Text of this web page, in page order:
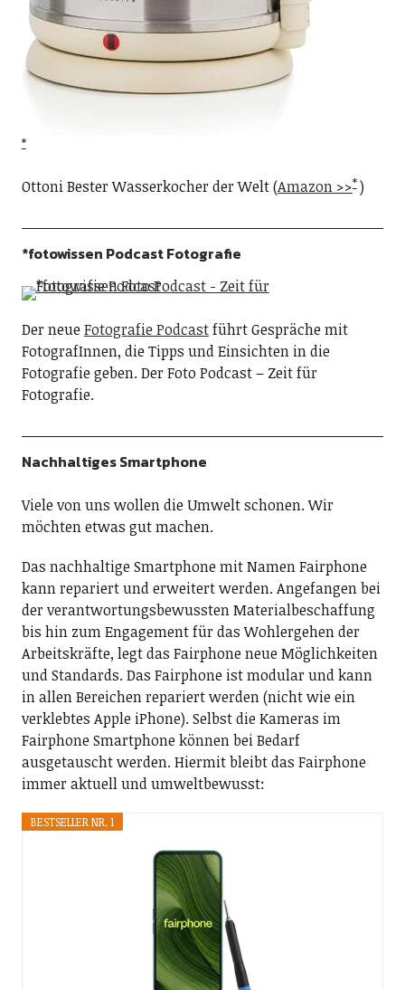
Ottoni Bester Wasserkocher der Welt (Amazon >> )
*fotowissen Podcast Fotografie
Der neueFotografie Podcastführt Gespräche mit
FotografInnen, die Tipps und Einsichten in die
Fotografie geben. Der Foto Podcast – Zeit für
Fotografie.
Nachhaltiges Smartphone
Viele von uns wollen die Umwelt schonen. Wir
möchten etwas gut machen.
Das nachhaltige Smartphone mit Namen Fairphone
kann repariert und erweitert werden. Angefangen bei
der verantwortungsbewussten Materialbeschaffung
bis hin zum Engagement für das Wohlergehen der
Arbeitskräfte, legt das Fairphone neue Möglichkeiten
und Standards. Das Fairphone ist modular und kann
in allen Bereichen repariert werden (nicht wie ein
verklebtes Apple iPhone). Selbst die Kameras im
Fairphone Smartphone können bei Bedarf
ausgetauscht werden. Hiermit bleibt das Fairphone
immer aktuell und umweltbewusst:
BESTSELLER NR. 1